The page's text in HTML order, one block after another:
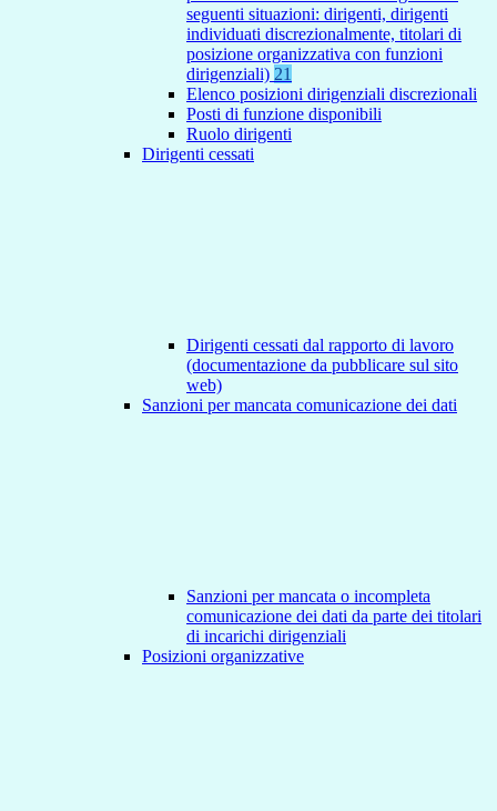
seguenti situazioni: dirigenti, dirigenti
individuati discrezionalmente, titolari di
posizione organizzativa con funzioni
dirigenziali) 21
Elenco posizioni dirigenziali discrezionali
Posti di funzione disponibili
Ruolo dirigenti
Dirigenti cessati
Dirigenti cessati dal rapporto di lavoro
(documentazione da pubblicare sul sito
web)
Sanzioni per mancata comunicazione dei dati
Sanzioni per mancata o incompleta
comunicazione dei dati da parte dei titolari
di incarichi dirigenziali
Posizioni organizzative